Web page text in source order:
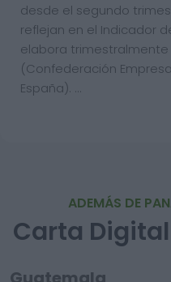
desde el segundo
reflejan en el Indicador
elabora trimestralmente
(Confederación
España). …
ADEMÁS DE
Carta